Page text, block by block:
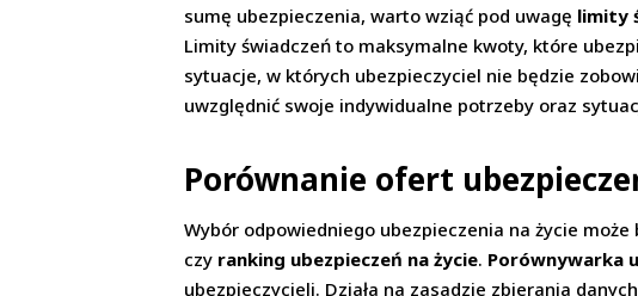
sumę ubezpieczenia, warto wziąć pod uwagę limity
Limity świadczeń to maksymalne kwoty, które
sytuacje, w których ubezpieczyciel nie będzie
uwzględnić swoje indywidualne potrzeby oraz
Porównanie ofert
Wybór odpowiedniego ubezpieczenia na życie
czy ranking ubezpieczeń na życie. Porównywarka
ubezpieczycieli. Działa na zasadzie zbierania